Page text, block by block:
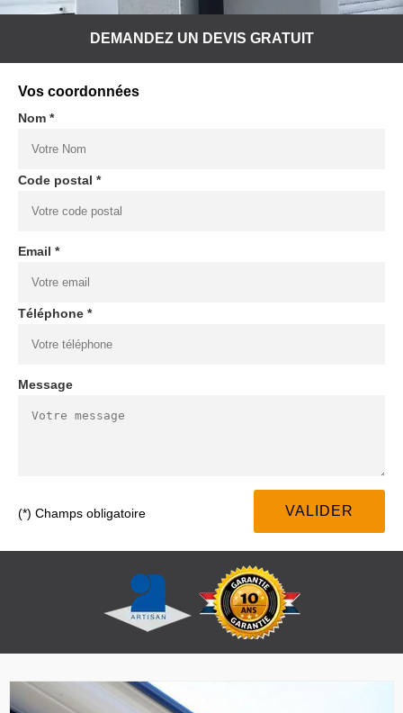
DEMANDEZ UN DEVIS GRATUIT
Vos coordonnées
Nom *
Code postal *
Email *
Téléphone *
Message
(*) Champs obligatoire